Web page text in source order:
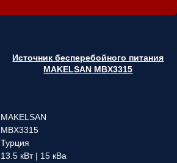
Источник бесперебойного питания
MAKELSAN MBX3315
MAKELSAN
MBX3315
Турция
13.5 кВт | 15 кВа